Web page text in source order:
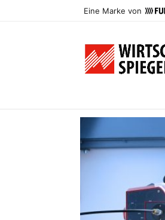
Eine Marke von